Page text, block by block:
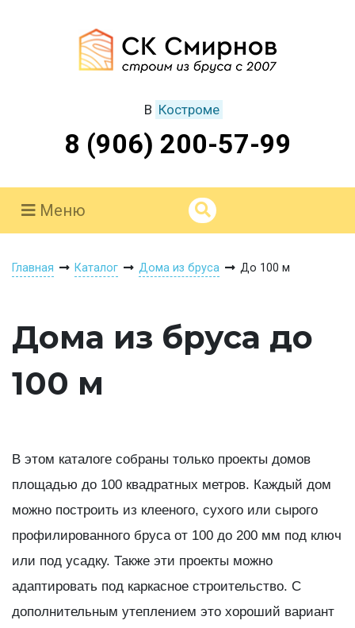
В Костроме
8 (906) 200-57-99
Меню
Главная Каталог Дома из бруса До 100 м
Дома из бруса до
100 м
В этом каталоге собраны только проекты домов
площадью до 100 квадратных метров. Каждый дом
можно построить из клееного, сухого или сырого
профилированного бруса от 100 до 200 мм под ключ
или под усадку. Также эти проекты можно
адаптировать под каркасное строительство. С
дополнительным утеплением это хороший вариант